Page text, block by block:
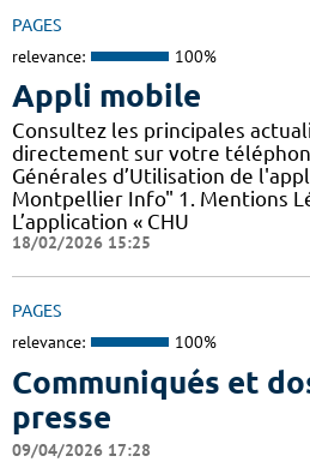
PAGES
relevance: 100%
Appli mobile
Consultez les principales
directement sur votre
Générales d’Utilisation de
Montpellier Info" 1. Mentions
L’application « CHU
18/02/2026 15:25
PAGES
relevance: 100%
Communiqués et
presse
09/04/2026 17:28